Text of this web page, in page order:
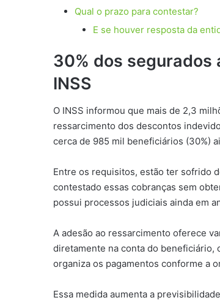
Qual o prazo para contestar?
E se houver resposta da
30% dos segurados
INSS
O INSS informou que mais de 2,3
ressarcimento dos descontos
cerca de 985 mil beneficiários (30%)
Entre os requisitos, estão ter sofrido
contestado essas cobranças sem
possui processos judiciais ainda em
A adesão ao ressarcimento oferece
diretamente na conta do beneficiário,
organiza os pagamentos conforme a
Essa medida aumenta a